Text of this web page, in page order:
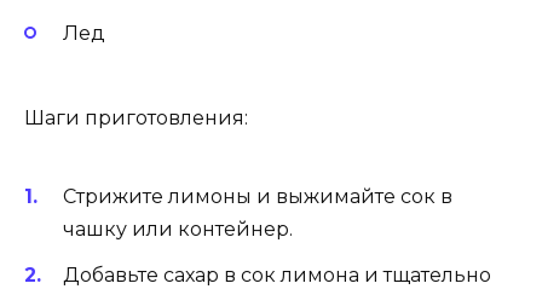
Лед
Шаги приготовления:
Стрижите лимоны и выжимайте сок в
чашку или контейнер.
Добавьте сахар в сок лимона и тщательно